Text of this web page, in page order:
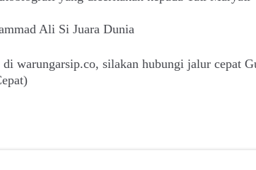
Ali Si Juara Dunia
warungarsip.co, silakan hubungi jalur cepat